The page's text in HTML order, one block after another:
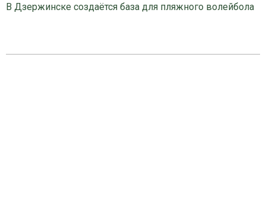
В Дзержинске создаётся база для пляжного волейбола